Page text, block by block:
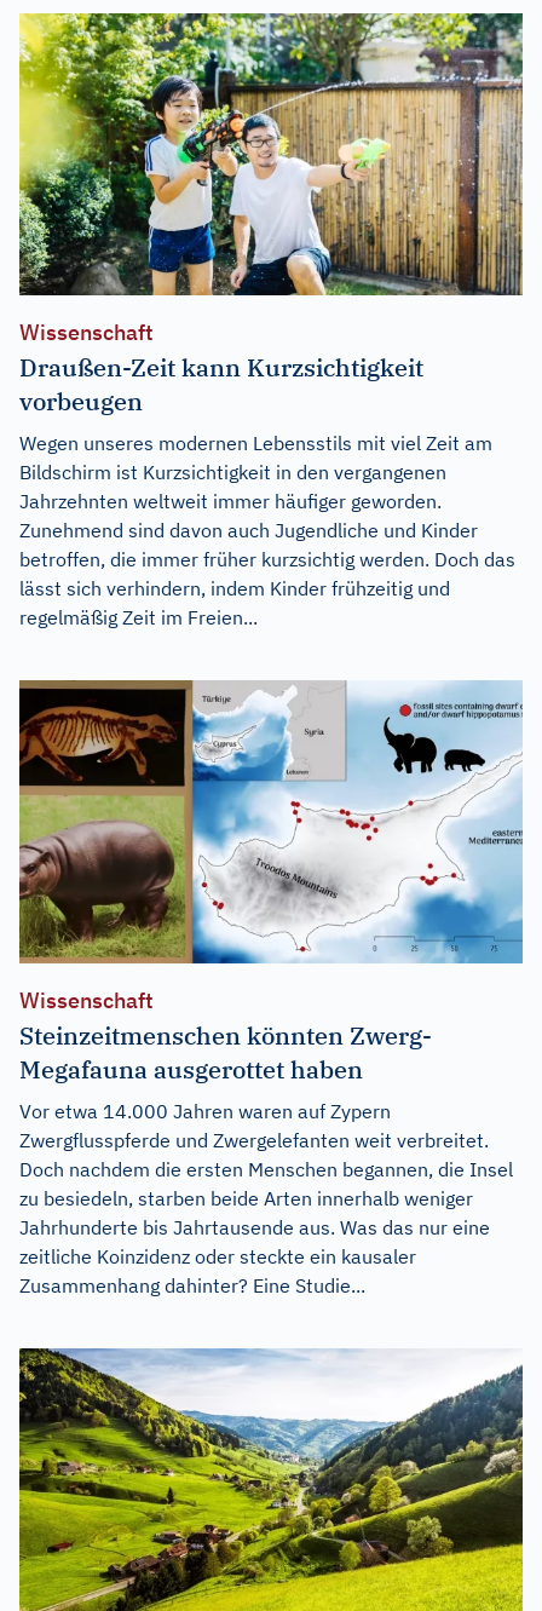
Wissenschaft
Draußen-Zeit kann Kurzsichtigkeit
vorbeugen
Wegen unseres modernen Lebensstils mit viel Zeit am
Bildschirm ist Kurzsichtigkeit in den vergangenen
Jahrzehnten weltweit immer häufiger geworden.
Zunehmend sind davon auch Jugendliche und Kinder
betroffen, die immer früher kurzsichtig werden. Doch das
lässt sich verhindern, indem Kinder frühzeitig und
regelmäßig Zeit im Freien...
Wissenschaft
Steinzeitmenschen könnten Zwerg-
Megafauna ausgerottet haben
Vor etwa 14.000 Jahren waren auf Zypern
Zwergflusspferde und Zwergelefanten weit verbreitet.
Doch nachdem die ersten Menschen begannen, die Insel
zu besiedeln, starben beide Arten innerhalb weniger
Jahrhunderte bis Jahrtausende aus. Was das nur eine
zeitliche Koinzidenz oder steckte ein kausaler
Zusammenhang dahinter? Eine Studie...